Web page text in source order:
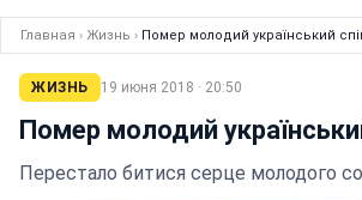
Главная › Жизнь › Помер молодий український
ЖИЗНЬ 19 июня 2018 · 20:50
Помер молодий
Перестало битися серце молодого